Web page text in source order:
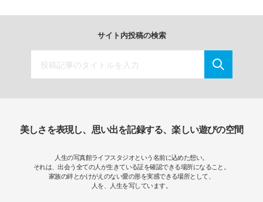
サイト内投稿の検索
美しさを表現し、思い出を記録する、楽しい遊びの空間
人生の写真館ライフスタジオという名前に込めた想い。
それは、出会う全ての人が生きている証を確認できる場所になること。
家族の絆とかけがえのない愛の形を実感できる場所として、
人を、人生を写しています。